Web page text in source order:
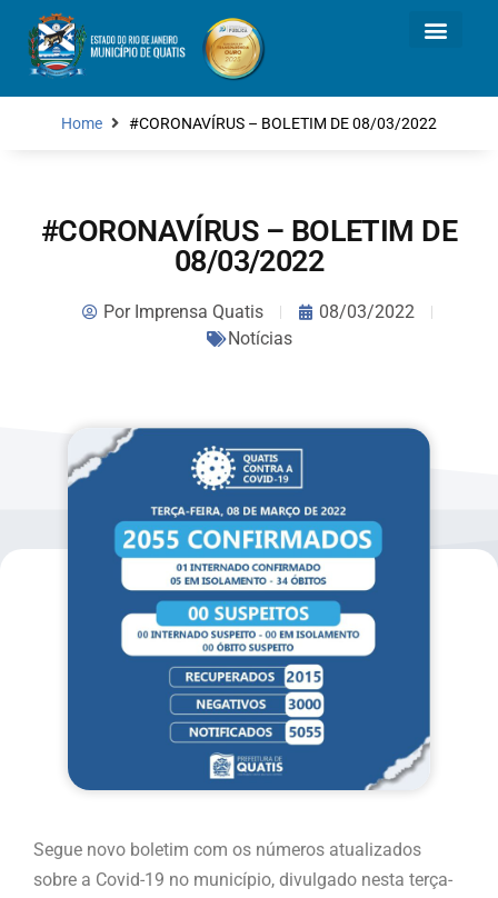
Home #CORONAVÍRUS – BOLETIM DE 08/03/2022
#CORONAVÍRUS – BOLETIM DE
08/03/2022
PorImprensa Quatis
08/03/2022
Notícias
Segue novo boletim com os números atualizados
sobre a Covid-19 no município, divulgado nesta terça-